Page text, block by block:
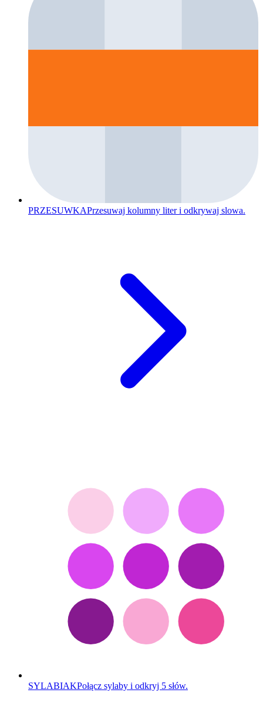
PRZESUWKAPrzesuwaj kolumny liter i odkrywaj slowa.
SYLABIAKPołącz sylaby i odkryj 5 słów.